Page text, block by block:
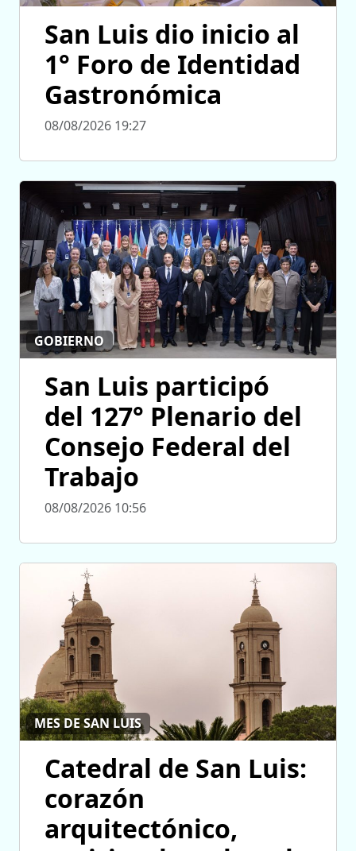
San Luis dio inicio al
1° Foro de Identidad
Gastronómica
08/08/2026 19:27
GOBIERNO
San Luis participó
del 127° Plenario del
Consejo Federal del
Trabajo
08/08/2026 10:56
MES DE SAN LUIS
Catedral de San Luis:
corazón
arquitectónico,